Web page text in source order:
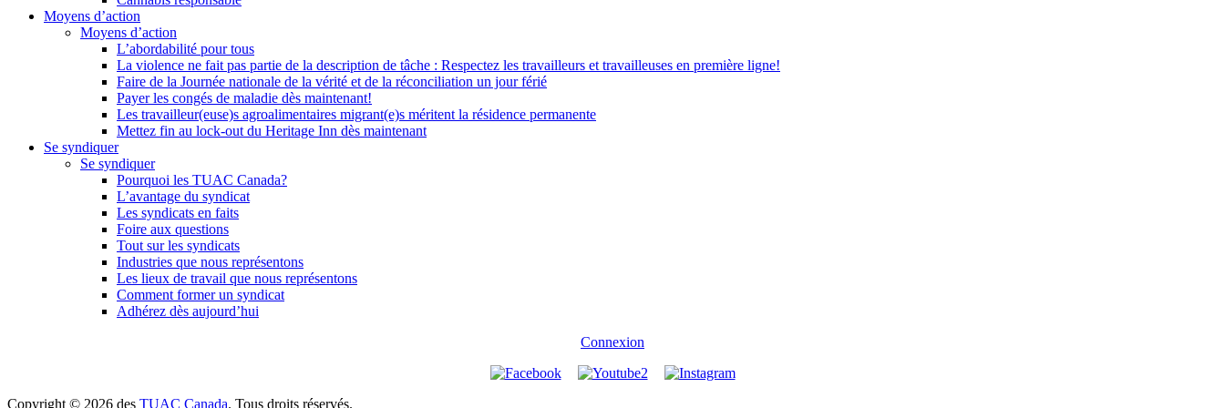
Moyens d’action
Moyens d’action
L’abordabilité pour tous
La violence ne fait pas partie de la description de tâche : Respectez les travailleurs et travailleuses en première ligne!
Faire de la Journée nationale de la vérité et de la réconciliation un jour férié
Payer les congés de maladie dès maintenant!
Les travailleur(euse)s agroalimentaires migrant(e)s méritent la résidence permanente
Mettez fin au lock-out du Heritage Inn dès maintenant
Se syndiquer
Se syndiquer
Pourquoi les TUAC Canada?
L’avantage du syndicat
Les syndicats en faits
Foire aux questions
Tout sur les syndicats
Industries que nous représentons
Les lieux de travail que nous représentons
Comment former un syndicat
Adhérez dès aujourd’hui
Connexion
Copyright © 2026 des TUAC Canada. Tous droits réservés.